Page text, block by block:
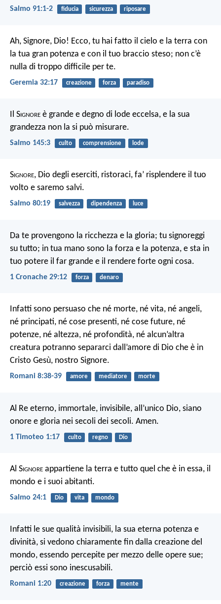
Salmo 91:1-2 fiducia sicurezza riposare
Ah, Signore, Dio! Ecco, tu hai fatto il cielo e la terra con
la tua gran potenza e con il tuo braccio steso; non c’è
nulla di troppo difficile per te.
Geremia 32:17 creazione forza paradiso
Il Signore è grande e degno di lode eccelsa, e la sua
grandezza non la si può misurare.
Salmo 145:3 culto comprensione lode
Signore, Dio degli eserciti, ristoraci, fa’ risplendere il tuo
volto e saremo salvi.
Salmo 80:19 salvezza dipendenza luce
Da te provengono la ricchezza e la gloria; tu signoreggi
su tutto; in tua mano sono la forza e la potenza, e sta in
tuo potere il far grande e il rendere forte ogni cosa.
1 Cronache 29:12 forza denaro
Infatti sono persuaso che né morte, né vita, né angeli,
né principati, né cose presenti, né cose future, né
potenze, né altezza, né profondità, né alcun’altra
creatura potranno separarci dall’amore di Dio che è in
Cristo Gesù, nostro Signore.
Romani 8:38-39 amore mediatore morte
Al Re eterno, immortale, invisibile, all’unico Dio, siano
onore e gloria nei secoli dei secoli. Amen.
1 Timoteo 1:17 culto regno Dio
Al Signore appartiene la terra e tutto quel che è in essa, il
mondo e i suoi abitanti.
Salmo 24:1 Dio vita mondo
Infatti le sue qualità invisibili, la sua eterna potenza e
divinità, si vedono chiaramente fin dalla creazione del
mondo, essendo percepite per mezzo delle opere sue;
perciò essi sono inescusabili.
Romani 1:20 creazione forza mente